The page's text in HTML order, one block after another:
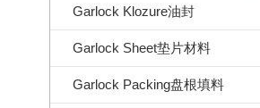
Garlock Klozure油封
Garlock Sheet垫片材料
Garlock Packing盘根填料